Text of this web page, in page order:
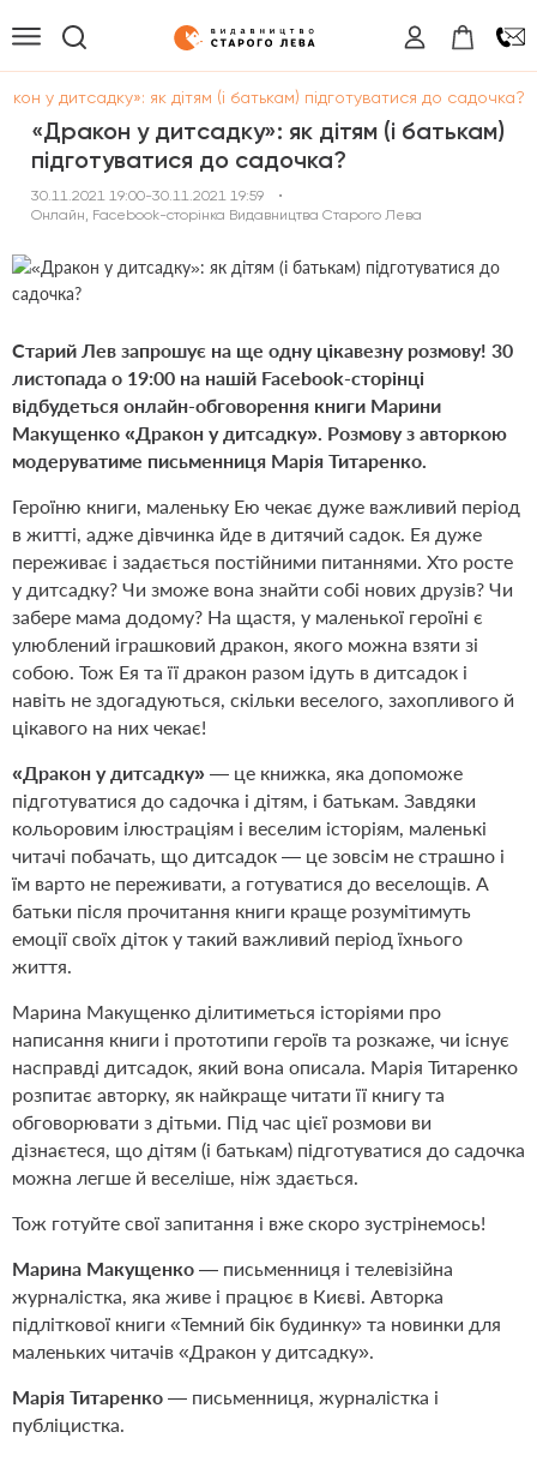
у дитсадку»: як дітям (і батькам) підготуватися до садочка?
«Дракон у дитсадку»: як дітям (і батькам)
підготуватися до садочка?
30.11.2021 19:00-30.11.2021 19:59
•
Онлайн, Facebook-сторінка Видавництва Старого Лева
Старий Лев запрошує на ще одну цікавезну розмову! 30
листопада о 19:00 на нашій Facebook-сторінці
відбудеться онлайн-обговорення книги Марини
Макущенко «Дракон у дитсадку». Розмову з авторкою
модеруватиме письменниця Марія Титаренко.
Героїню книги, маленьку Ею чекає дуже важливий період
в житті, адже дівчинка йде в дитячий садок. Ея дуже
переживає і задається постійними питаннями. Хто росте
у дитсадку? Чи зможе вона знайти собі нових друзів? Чи
забере мама додому? На щастя, у маленької героїні є
улюблений іграшковий дракон, якого можна взяти зі
собою. Тож Ея та її дракон разом ідуть в дитсадок і
навіть не здогадуються, скільки веселого, захопливого й
цікавого на них чекає!
«Дракон у дитсадку» — це книжка, яка допоможе
підготуватися до садочка і дітям, і батькам. Завдяки
кольоровим ілюстраціям і веселим історіям, маленькі
читачі побачать, що дитсадок — це зовсім не страшно і
їм варто не переживати, а готуватися до веселощів. А
батьки після прочитання книги краще розумітимуть
емоції своїх діток у такий важливий період їхнього
життя.
Марина Макущенко ділитиметься історіями про
написання книги і прототипи героїв та розкаже, чи існує
насправді дитсадок, який вона описала. Марія Титаренко
розпитає авторку, як найкраще читати її книгу та
обговорювати з дітьми. Під час цієї розмови ви
дізнаєтеся, що дітям (і батькам) підготуватися до садочка
можна легше й веселіше, ніж здається.
Тож готуйте свої запитання і вже скоро зустрінемось!
Марина Макущенко — письменниця і телевізійна
журналістка, яка живе і працює в Києві. Авторка
підліткової книги «Темний бік будинку» та новинки для
маленьких читачів «Дракон у дитсадку».
Марія Титаренко — письменниця, журналістка і
публіцистка.